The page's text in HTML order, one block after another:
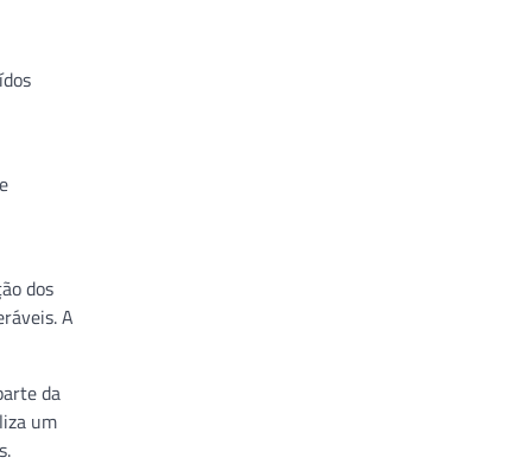
dos
A
da
um